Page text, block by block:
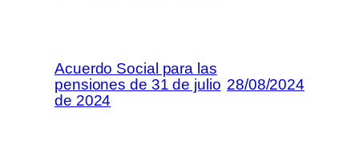
Acuerdo Social para las
pensiones de 31 de julio
de 2024
28/08/2024